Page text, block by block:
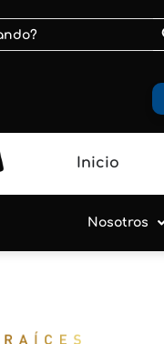
Inicio
Nosotros